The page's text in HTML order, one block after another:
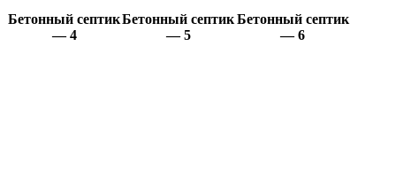
Бетонный септик
— 4
Бетонный септик
— 5
Бетонный септик
— 6